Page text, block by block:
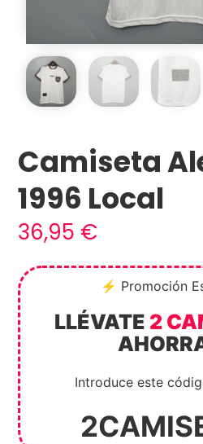
Camiseta
1996 Local
36,95 €
⚡ Promoción
LLÉVATE 2
Introduce este